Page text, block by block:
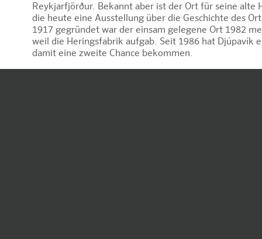
Reykjarfjörður. Bekannt aber ist der Ort für seine alte
die heute eine Ausstellung über die Geschichte des
1917 gegründet war der einsam gelegene Ort 1982
weil die Heringsfabrik aufgab. Seit 1986 hat Djúpavík
damit eine zweite Chance bekommen.